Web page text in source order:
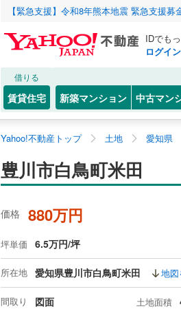
【緊急支援】令和8年熊本地震 緊急支援
IDでも
ログイン
借りる
賃貸住宅 新築マンション 中古マン
Yahoo!不動産トップ 土地 愛知県
豊川市白鳥町米田
価格 880万円
坪単価 6.5万円/坪
所在地 愛知県豊川市白鳥町米田 地
間取り 図面 土地面積